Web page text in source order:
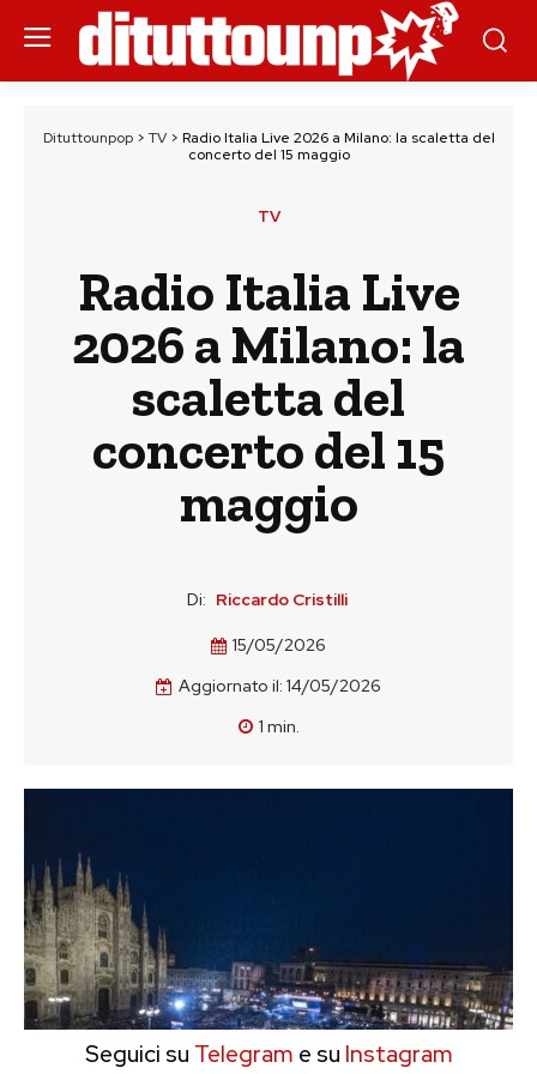
Dituttounpop> TV> Radio Italia Live 2026 a Milano: la scaletta del
concerto del 15 maggio
TV
Radio Italia Live
2026 a Milano: la
scaletta del
concerto del 15
maggio
Di: Riccardo Cristilli
15/05/2026
Aggiornato il: 14/05/2026
1 min.
Seguici su Telegram e su Instagram